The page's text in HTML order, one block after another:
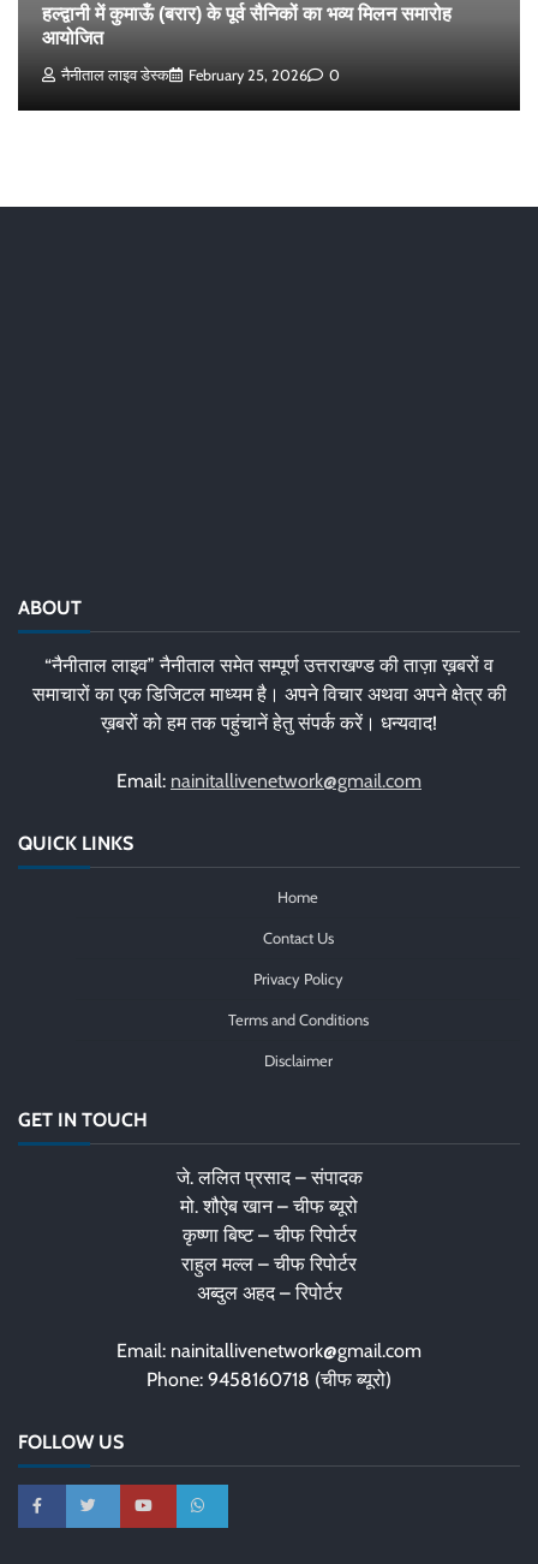
हल्द्वानी में कुमाऊँ (बरार) के पूर्व सैनिकों का भव्य मिलन समारोह
आयोजित
नैनीताल लाइव डेस्क February 25, 2026 0
ABOUT
“नैनीताल लाइव” नैनीताल समेत सम्पूर्ण उत्तराखण्ड की ताज़ा ख़बरों व
समाचारों का एक डिजिटल माध्यम है। अपने विचार अथवा अपने क्षेत्र की
ख़बरों को हम तक पहुंचानें हेतु संपर्क करें। धन्यवाद!
Email: nainitallivenetwork@gmail.com
QUICK LINKS
Home
Contact Us
Privacy Policy
Terms and Conditions
Disclaimer
GET IN TOUCH
जे. ललित प्रसाद – संपादक
मो. शौऐब खान – चीफ ब्यूरो
कृष्णा बिष्ट – चीफ रिपोर्टर
राहुल मल्ल – चीफ रिपोर्टर
अब्दुल अहद – रिपोर्टर
Email: nainitallivenetwork@gmail.com
Phone: 9458160718 (चीफ ब्यूरो)
FOLLOW US